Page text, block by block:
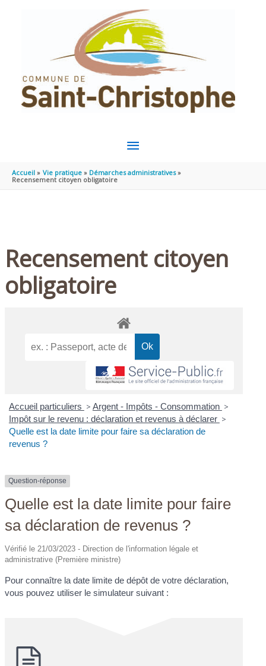
MENU
PRINCIPAL
Accueil Vie pratique
Démarches administratives
Recensement citoyen obligatoire
Recensement citoyen
obligatoire
Accueil particuliers > Argent - Impôts - Consommation >
Impôt sur le revenu : déclaration et revenus à déclarer >
Quelle est la date limite pour faire sa déclaration de
revenus ?
Question-réponse
Quelle est la date limite pour faire
sa déclaration de revenus ?
Vérifié le 21/03/2023 - Direction de l'information légale et
administrative (Première ministre)
Pour connaître la date limite de dépôt de votre déclaration,
vous pouvez utiliser le simulateur suivant :